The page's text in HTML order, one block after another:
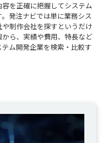
を正確に把握してシステム
発注ナビでは単に業務シス
制作会社を探すというだけ
ら、実績や費用、特長など
ム開発企業を検索・比較す